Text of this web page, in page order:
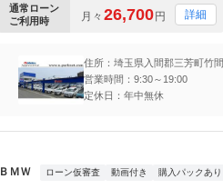
通常ローン
ご利用時
月々 26,700円 詳細
住所：埼玉県入間郡三芳町竹
営業時間：9:30～19:00
定休日：年中無休
ＢＭＷ ローン仮審査 動画付き 購入パックあり